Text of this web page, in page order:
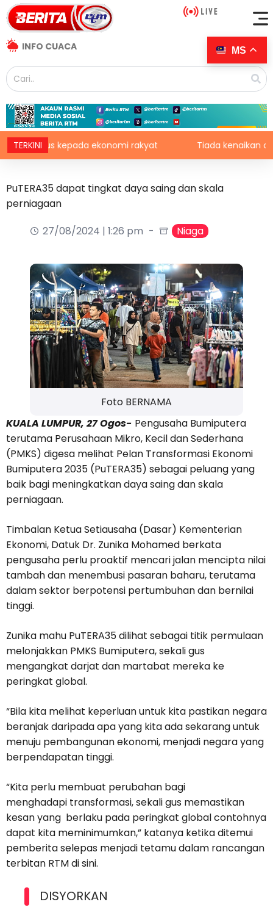
INFO CUACA
TERKINI
kepada ekonomi rakyat Tiada kenaikan cukai
PuTERA35 dapat tingkat daya saing dan skala
perniagaan
27/08/2024 | 1:26 pm
Niaga
Foto BERNAMA
KUALA LUMPUR, 27 Ogos- Pengusaha Bumiputera
terutama Perusahaan Mikro, Kecil dan Sederhana
(PMKS) digesa melihat Pelan Transformasi Ekonomi
Bumiputera 2035 (PuTERA35) sebagai peluang yang
baik bagi meningkatkan daya saing dan skala
perniagaan.
Timbalan Ketua Setiausaha (Dasar) Kementerian
Ekonomi, Datuk Dr. Zunika Mohamed berkata
pengusaha perlu proaktif mencari jalan mencipta nilai
tambah dan menembusi pasaran baharu, terutama
dalam sektor berpotensi pertumbuhan dan bernilai
tinggi.
Zunika mahu PuTERA35 dilihat sebagai titik permulaan
melonjakkan PMKS Bumiputera, sekali gus
mengangkat darjat dan martabat mereka ke
peringkat global.
“Bila kita melihat keperluan untuk kita pastikan negara
beranjak daripada apa yang kita ada sekarang untuk
menuju pembangunan ekonomi, menjadi negara yang
berpendapatan tinggi.
“Kita perlu membuat perubahan bagi
menghadapi transformasi, sekali gus memastikan
kesan yang berlaku pada peringkat global contohnya
dapat kita meminimumkan,” katanya ketika ditemui
pemberita selepas menjadi tetamu dalam rancangan
terbitan RTM di sini.
DISYORKAN
MS